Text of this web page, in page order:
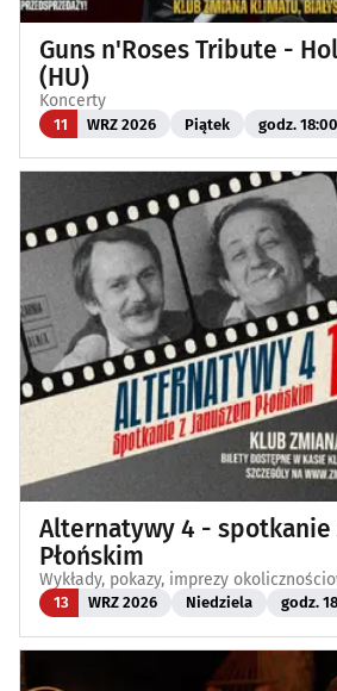
Guns n'Roses Tribute -
(HU)
Koncerty
11 WRZ 2026 Piątek godz. 18:00
Alternatywy 4 - spotkanie
Płońskim
Wykłady, pokazy, imprezy
13 WRZ 2026 Niedziela godz.